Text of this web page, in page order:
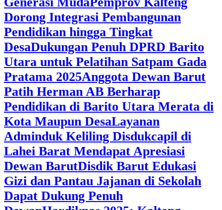
Dorong Integrasi Pembangunan
Pendidikan hingga Tingkat
DesaDukungan Penuh DPRD Barito
Utara untuk Pelatihan Satpam Gada
Pratama 2025Anggota Dewan Barut
Patih Herman AB Berharap
Pendidikan di Barito Utara Merata di
Kota Maupun DesaLayanan
Adminduk Keliling Disdukcapil di
Lahei Barat Mendapat Apresiasi
Dewan BarutDisdik Barut Edukasi
Gizi dan Pantau Jajanan di Sekolah
Dapat Dukung Penuh